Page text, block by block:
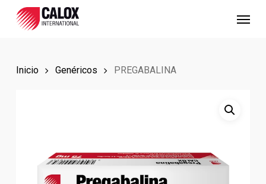
Inicio Genéricos PREGABALINA